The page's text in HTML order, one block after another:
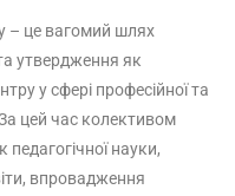
– це вагомий шлях
утвердження як
у сфері професійної та
цей час колективом
науки,
впровадження